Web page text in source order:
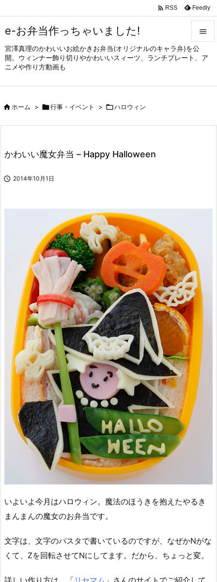
e-お弁当作っちゃいました!
宮澤真理のかわいいお絵かきお弁当(オリジナルのキャラ弁)を公
開。ウィンナー飾り切りやかわいいスィーツ、ランチプレート、ア
ニメや作り方動画も


メニュ
サイド

 RSS Feedly
ホーム > 行事・イベント > ハロウィン
かわいい魔女弁当 – Happy Halloween
 2014年10月1日
いよいよ今月はハロウィン。魔法のほうきを抱えたやるき
まんまんの魔女のお弁当です。
文字は、文字のパスタで書いているのですが、なぜかNがな
くて、Zを回転させてNにしてます。だから、ちょっと変。
詳しい作り方は、「 リセマム 」さんのサイトでご紹介して